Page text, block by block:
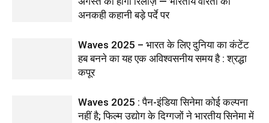
अनकही कहानी बड़े पर्दे पर
Waves 2025 – भारत के लिए दुनिया का कंटेंट
हब बनने का यह एक अविश्वसनीय समय है : श्रद्धा
कपूर
Waves 2025 : पैन-इंडिया सिनेमा कोई कल्पना
नहीं है; फिल्म उद्योग के दिग्गजों ने भारतीय सिनेमा में